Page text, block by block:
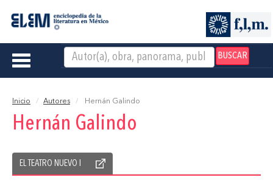
BUSCAR
Toggle
Inicio Autores Hernán Galindo
Hernán Galindo
EL TEATRO NUEVO I